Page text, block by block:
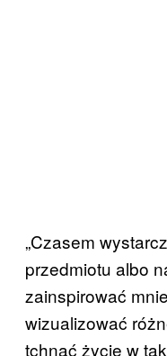
„Czasem
przedmiotu albo
zainspirować
wizualizować
tchnąć życie w